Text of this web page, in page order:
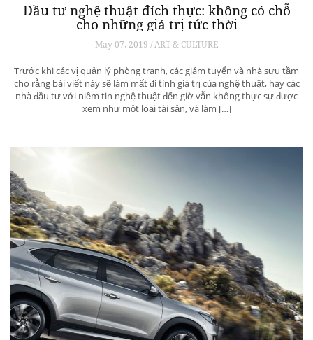
Đầu tư nghệ thuật đích thực: không có chỗ
cho những giá trị tức thời
May 07, 2019 / ART & CULTURE
Trước khi các vị quản lý phòng tranh, các giám tuyển và nhà sưu tầm
cho rằng bài viết này sẽ làm mất đi tính giá trị của nghệ thuật, hay các
nhà đầu tư với niềm tin nghệ thuật đến giờ vẫn không thực sự được
xem như một loại tài sản, và làm […]